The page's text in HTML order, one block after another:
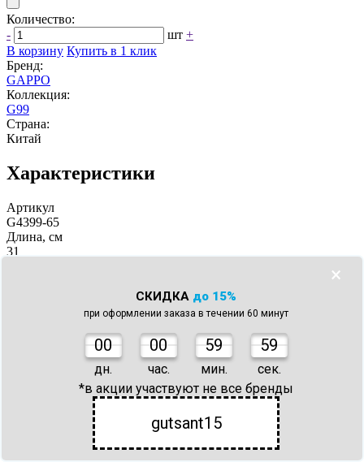
Количество:
-
шт +
В корзину Купить в 1 клик
Бренд:
GAPPO
Коллекция:
G99
Страна:
Китай
Характеристики
Артикул
G4399-65
Длина, см
31
СКИДКА до 15%
при оформлении заказа в течении 60 минут
00
дн.
00
час.
59
мин.
59
сек.
*в акции участвуют не все бренды
gutsant15
×